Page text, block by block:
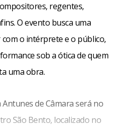
regentes,
O evento busca uma
o intérprete e o público,
sob a ótica de quem
uma obra.
de Câmara será no
São Bento, localizado no